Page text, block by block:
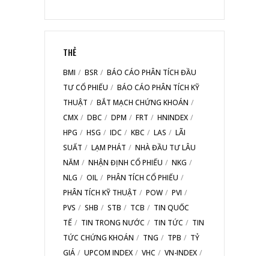
THẺ
BMI BSR
BÁO CÁO PHÂN TÍCH ĐẦU
TƯ CỔ PHIẾU
BÁO CÁO PHÂN TÍCH KỸ
THUẬT
BẮT MẠCH CHỨNG KHOÁN
CMX
DBC DPM FRT
HNINDEX
HPG
HSG IDC KBC LAS
LÃI
SUẤT
LẠM PHÁT
NHÀ ĐẦU TƯ LÂU
NĂM
NHẬN ĐỊNH CỔ PHIẾU
NKG
NLG
OIL
PHÂN TÍCH CỔ PHIẾU
PHÂN TÍCH KỸ THUẬT
POW
PVI
PVS
SHB STB TCB
TIN QUỐC
TẾ
TIN TRONG NƯỚC TIN TỨC
TIN
TỨC CHỨNG KHOÁN
TNG TPB
TỶ
GIÁ
UPCOM INDEX VHC VN-INDEX